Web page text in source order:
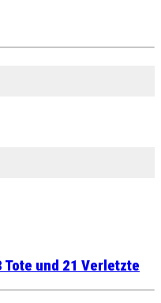
Tote und 21 Verletzte